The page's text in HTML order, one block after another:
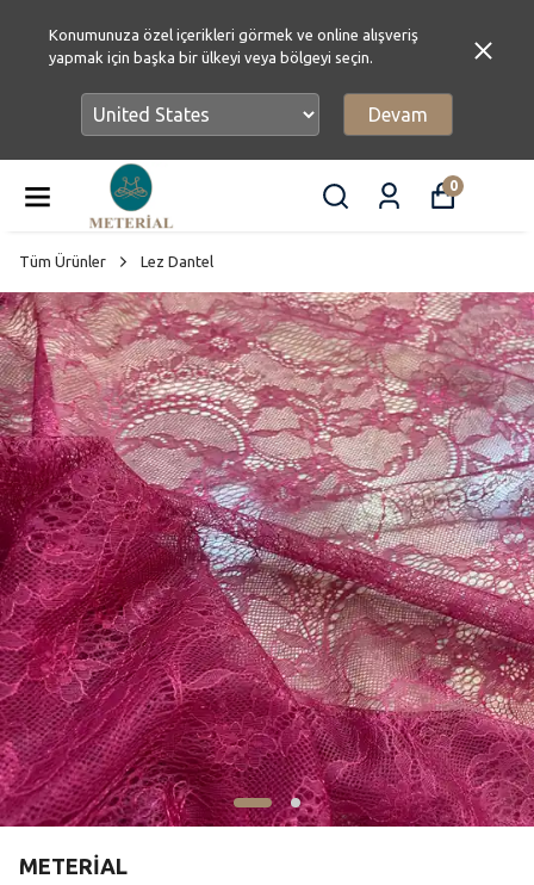
Konumunuza özel içerikleri görmek ve online alışveriş
yapmak için başka bir ülkeyi veya bölgeyi seçin.
Devam
0
Tüm Ürünler Lez Dantel
METERİAL